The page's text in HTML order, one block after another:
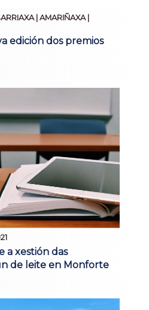
| AMARIÑAXA |
edición dos premios
a xestión das
de leite en Monforte